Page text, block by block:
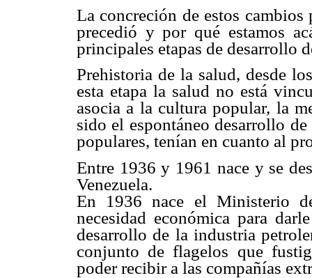
La concreción de estos
precedió y por qué estamos
principales etapas de desarrollo
Prehistoria de la salud, desde
esta etapa la salud no está
asocia a la cultura popular, la
sido el espontáneo desarrollo
populares, tenían en cuanto al
Entre 1936 y 1961 nace y se
Venezuela.
En 1936 nace el Ministerio
necesidad económica para
desarrollo de la industria
conjunto de flagelos que
poder recibir a las compañías